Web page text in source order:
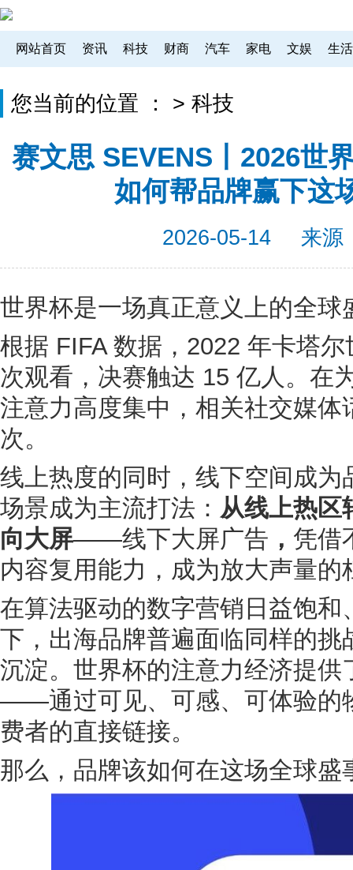
网站首页 资讯 科技 财商 汽车 家电 文娱 生活
您当前的位置 ： > 科技
赛文思 SEVENS丨2026世
如何帮品牌赢下这
2026-05-14 来源
世界杯是一场真正意义上的全球
根据 FIFA 数据，2022 年卡塔
次观看，决赛触达 15 亿人。在
注意力高度集中，相关社交媒
次。
线上热度的同时，线下空间成
场景成为主流打法： 从线上热区
向大屏——线下大屏广告 ， 凭借
内容复用能力，成为放大声量的
在算法驱动的数字营销日益饱
下，出海品牌普遍面临同样的
沉淀。世界杯的注意力经济提供
——通过可见、可感、可体验的
费者的直接链接。
那么，品牌该如何在这场全球盛